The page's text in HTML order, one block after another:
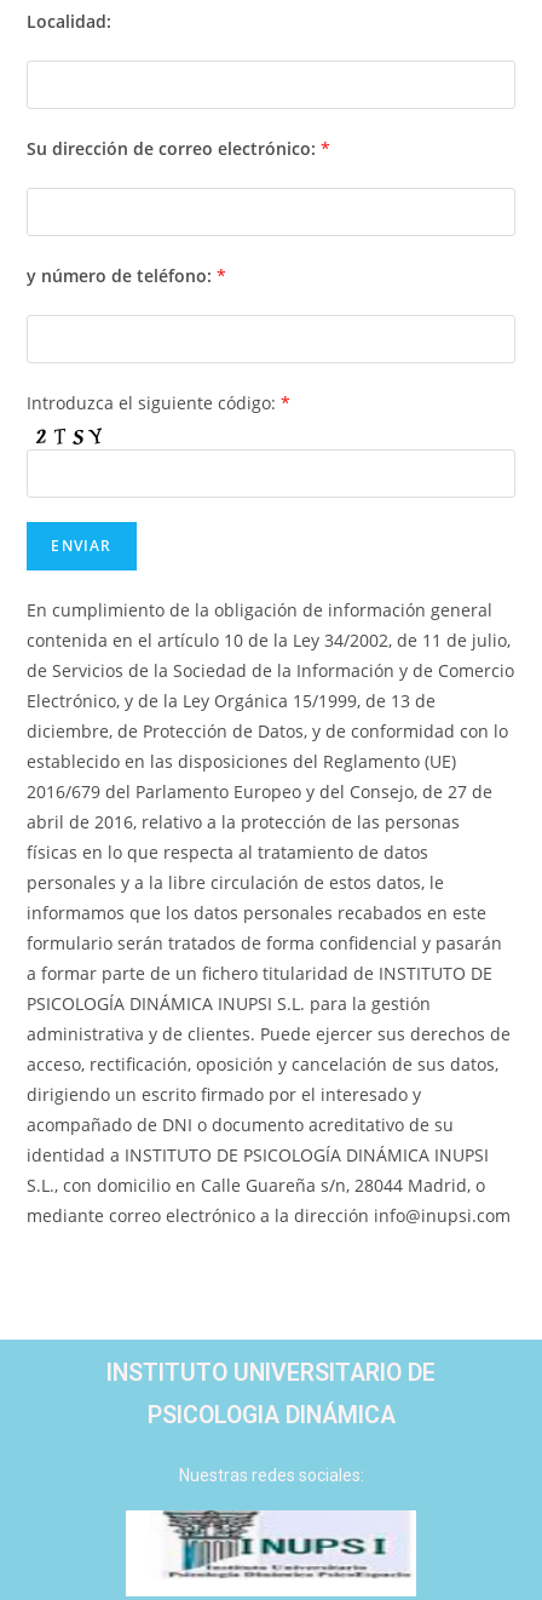
Localidad:
Su dirección de correo electrónico:*
y número de teléfono:*
Introduzca el siguiente código:*
En cumplimiento de la obligación de información general
contenida en el artículo 10 de la Ley 34/2002, de 11 de julio,
de Servicios de la Sociedad de la Información y de Comercio
Electrónico, y de la Ley Orgánica 15/1999, de 13 de
diciembre, de Protección de Datos, y de conformidad con lo
establecido en las disposiciones del Reglamento (UE)
2016/679 del Parlamento Europeo y del Consejo, de 27 de
abril de 2016, relativo a la protección de las personas
físicas en lo que respecta al tratamiento de datos
personales y a la libre circulación de estos datos, le
informamos que los datos personales recabados en este
formulario serán tratados de forma confidencial y pasarán
a formar parte de un fichero titularidad de INSTITUTO DE
PSICOLOGÍA DINÁMICA INUPSI S.L. para la gestión
administrativa y de clientes. Puede ejercer sus derechos de
acceso, rectificación, oposición y cancelación de sus datos,
dirigiendo un escrito firmado por el interesado y
acompañado de DNI o documento acreditativo de su
identidad a INSTITUTO DE PSICOLOGÍA DINÁMICA INUPSI
S.L., con domicilio en Calle Guareña s/n, 28044 Madrid, o
mediante correo electrónico a la dirección info@inupsi.com
INSTITUTO UNIVERSITARIO DE
PSICOLOGIA DINÁMICA
Nuestras redes sociales: